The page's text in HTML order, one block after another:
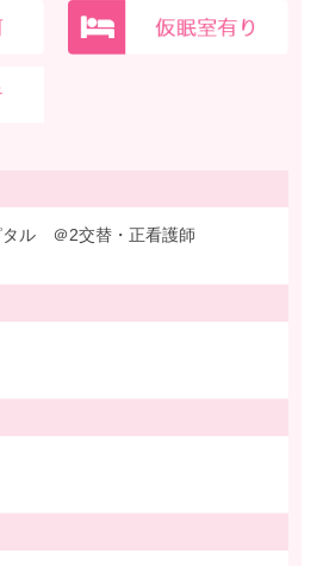
タル ＠2交替・正看護師